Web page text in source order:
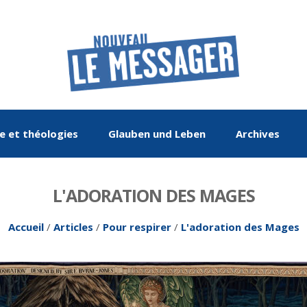
Entretien La chronique
Le Rhin : Les
méandres d'un fleuve
Œuvre de paix
et théologies
Histoire Religions
Glauben und Leben Archives
De mai-juin 2015 à
mars-avril 2017
De mai-juin 2017 à
septembre-octobre
L'ADORATION DES MAGES
Accueil/ Articles / Pour respirer/ L'adoration des Mages